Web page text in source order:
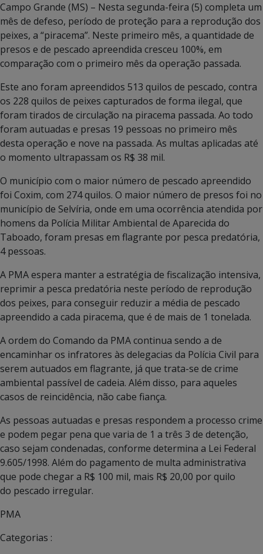
Campo Grande (MS) – Nesta segunda-feira (5) completa um
mês de defeso, período de proteção para a reprodução dos
peixes, a “piracema”. Neste primeiro mês, a quantidade de
presos e de pescado apreendida cresceu 100%, em
comparação com o primeiro mês da operação passada.
Este ano foram apreendidos 513 quilos de pescado, contra
os 228 quilos de peixes capturados de forma ilegal, que
foram tirados de circulação na piracema passada. Ao todo
foram autuadas e presas 19 pessoas no primeiro mês
desta operação e nove na passada. As multas aplicadas até
o momento ultrapassam os R$ 38 mil.
O município com o maior número de pescado apreendido
foi Coxim, com 274 quilos. O maior número de presos foi no
município de Selvíria, onde em uma ocorrência atendida por
homens da Polícia Militar Ambiental de Aparecida do
Taboado, foram presas em flagrante por pesca predatória,
4 pessoas.
A PMA espera manter a estratégia de fiscalização intensiva,
reprimir a pesca predatória neste período de reprodução
dos peixes, para conseguir reduzir a média de pescado
apreendido a cada piracema, que é de mais de 1 tonelada.
A ordem do Comando da PMA continua sendo a de
encaminhar os infratores às delegacias da Polícia Civil para
serem autuados em flagrante, já que trata-se de crime
ambiental passível de cadeia. Além disso, para aqueles
casos de reincidência, não cabe fiança.
As pessoas autuadas e presas respondem a processo crime
e podem pegar pena que varia de 1 a três 3 de detenção,
caso sejam condenadas, conforme determina a Lei Federal
9.605/1998. Além do pagamento de multa administrativa
que pode chegar a R$ 100 mil, mais R$ 20,00 por quilo
do pescado irregular.
PMA
Categorias :